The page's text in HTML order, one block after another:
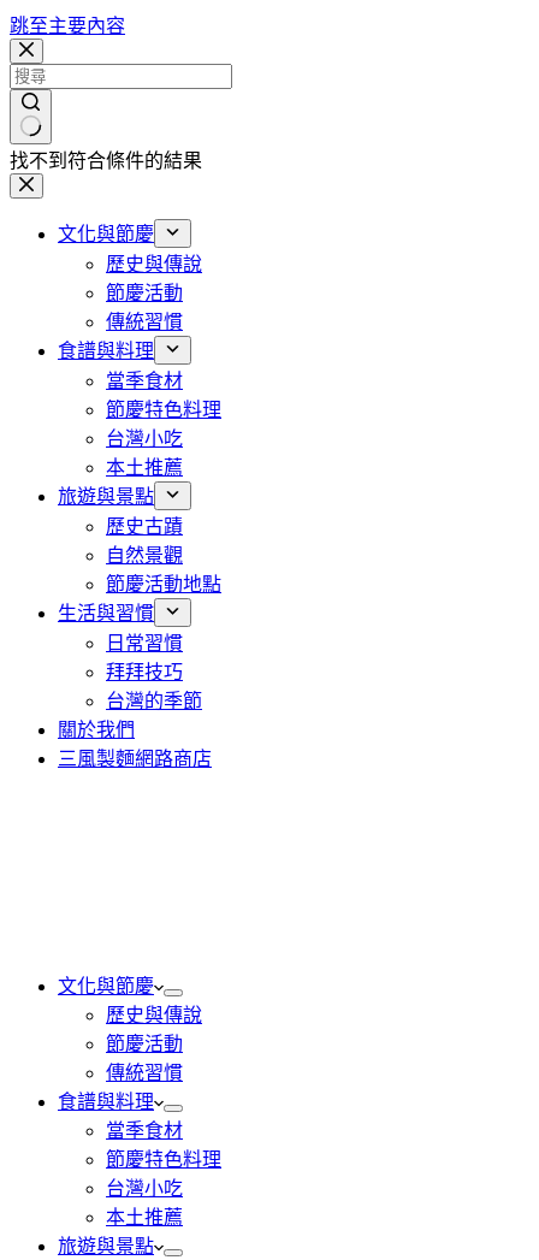
跳至主要內容
找不到符合條件的結果
文化與節慶
歷史與傳說
節慶活動
傳統習慣
食譜與料理
當季食材
節慶特色料理
台灣小吃
本土推薦
旅遊與景點
歷史古蹟
自然景觀
節慶活動地點
生活與習慣
日常習慣
拜拜技巧
台灣的季節
關於我們
三風製麵網路商店
文化與節慶
歷史與傳說
節慶活動
傳統習慣
食譜與料理
當季食材
節慶特色料理
台灣小吃
本土推薦
旅遊與景點